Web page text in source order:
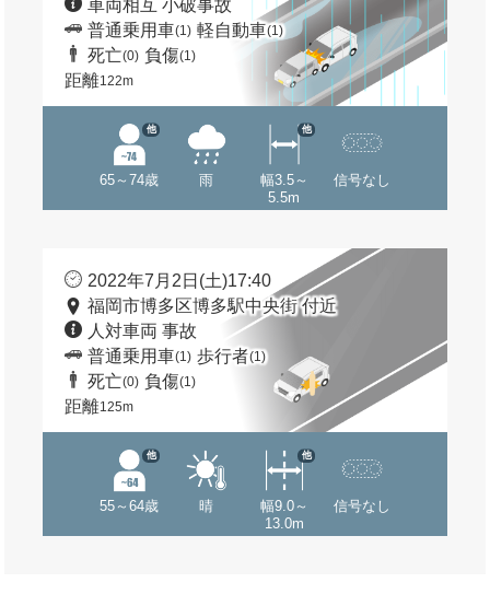
車両相互 小破事故
普通乗用車(1) 軽自動車(1)
死亡(0) 負傷(1)
距離122m
65～74歳
他
雨
幅3.5～
5.5m
他
信号なし
2022年7月2日(土)17:40
福岡市博多区博多駅中央街 付近
人対車両 事故
普通乗用車(1) 歩行者(1)
死亡(0) 負傷(1)
距離125m
55～64歳
他
晴
幅9.0～
13.0m
他
信号なし